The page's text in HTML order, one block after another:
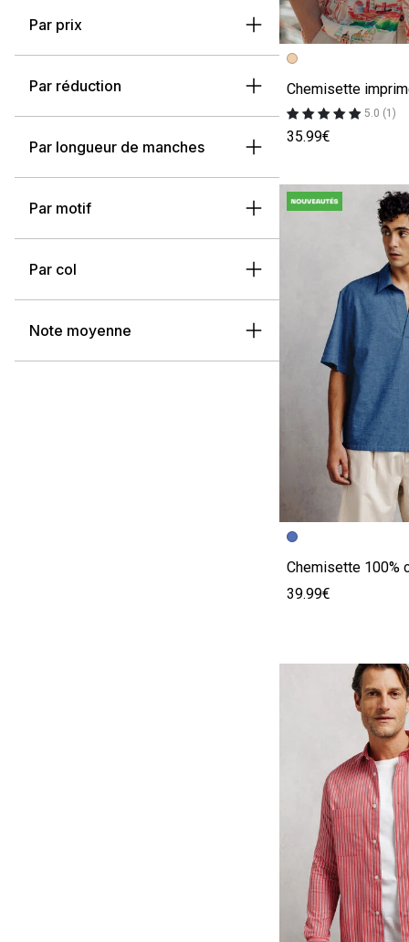
Par prix
Par réduction
Par longueur de manches
Par motif
Par col
Note moyenne
Image précédente
Image suivante
5.0 (1)
35.99€
Image précédente
Image suivante
39.99€